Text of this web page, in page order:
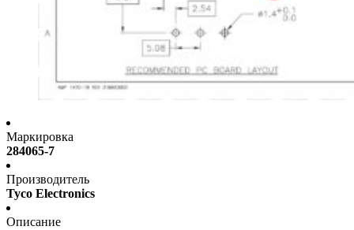
Маркировка
284065-7
Производитель
Tyco Electronics
Описание